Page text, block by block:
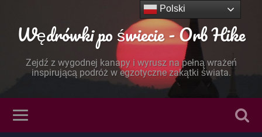
Wędrówki po świecie - Orb Hike
Zejdź z wygodnej kanapy i wyrusz na pełną wrażeń
inspirującą podróż w egzotyczne zakątki świata.
Polski